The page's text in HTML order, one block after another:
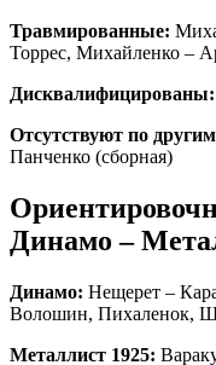
Травмированные:
Торрес, Михайленко –
Дисквалифицированы:
Отсутствуют по
Панченко (сборная)
Динамо –
Динамо: Нещерет –
Волошин, Пихаленок,
Металлист 1925: